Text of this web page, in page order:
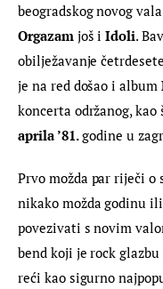
beogradskog novog vala
Orgazam još i Idoli.
obilježavanje
je na red došao i album
koncerta održanog,
aprila ’81. godine u
Prvo možda par riječi o
nikako možda godinu
povezivati s novim
bend koji je rock
reći kao sigurno